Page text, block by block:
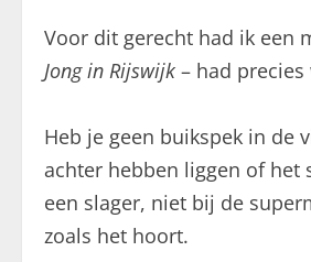
Voor dit gerecht had ik een
Jong in Rijswijk – had
Heb je geen buikspek in de
achter hebben liggen of het
een slager, niet bij de
zoals het hoort.